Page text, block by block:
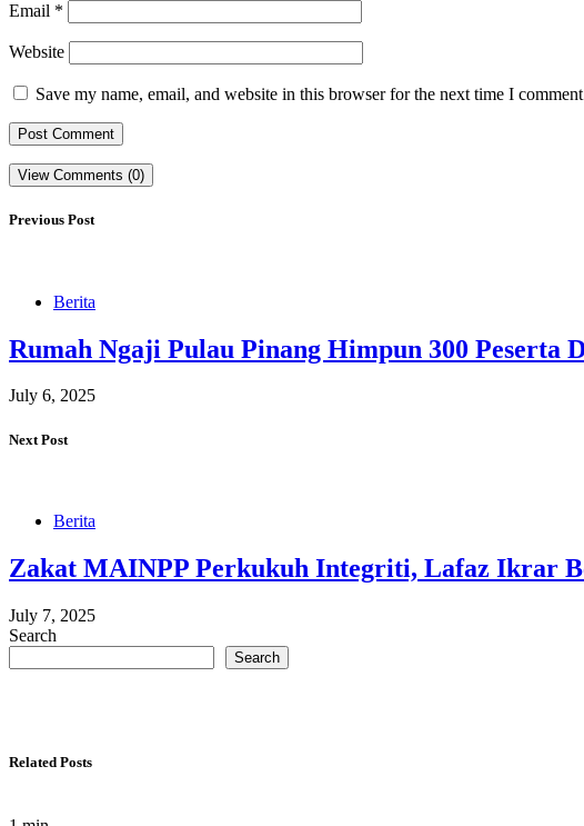
Email *
Website
Save my name, email, and website in this browser for the next time I
View Comments (0)
Previous Post
Berita
Rumah Ngaji Pulau Pinang Himpun 300 Peserta
July 6, 2025
Next Post
Berita
Zakat MAINPP Perkukuh Integriti, Lafaz Ikrar
July 7, 2025
Search
Search
Related Posts